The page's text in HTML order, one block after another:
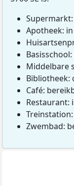
Apotheek:
Middelbare
Bibliotheek:
Café:
Restaurant:
Zwembad: